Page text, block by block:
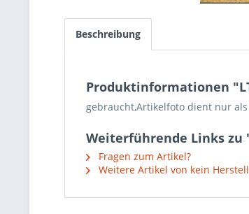
Beschreibung
Produktinformationen
gebraucht,Artikelfoto dient nur als
Weiterführende Links zu
Fragen zum Artikel?
Weitere Artikel von kein